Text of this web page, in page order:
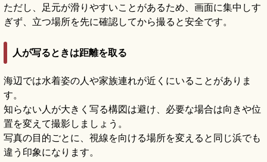
ただし、足元が滑りやすいことがあるため、画面に集中しす
ぎず、立つ場所を先に確認してから撮ると安全です。
人が写るときは距離を取る
海辺では水着姿の人や家族連れが近くにいることがありま
す。
知らない人が大きく写る構図は避け、必要な場合は向きや位
置を変えて撮影しましょう。
写真の目的ごとに、視線を向ける場所を変えると同じ浜でも
違う印象になります。